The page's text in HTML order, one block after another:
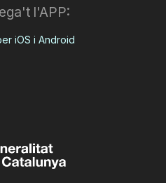
l'APP:
iOS i Android